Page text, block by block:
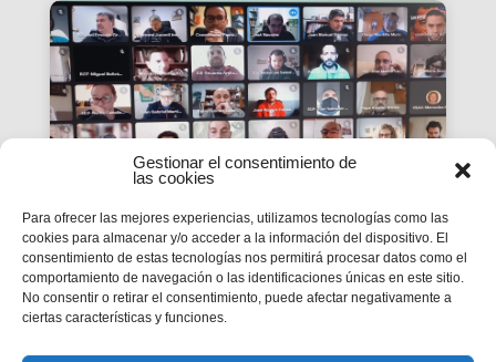
Gestionar el consentimiento de
las cookies
Para ofrecer las mejores experiencias, utilizamos tecnologías como las
cookies para almacenar y/o acceder a la información del dispositivo. El
consentimiento de estas tecnologías nos permitirá procesar datos como el
comportamiento de navegación o las identificaciones únicas en este sitio.
No consentir o retirar el consentimiento, puede afectar negativamente a
ciertas características y funciones.
La #PasquaSalesiana 2022
inicia el seu camí de
preparació